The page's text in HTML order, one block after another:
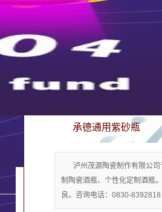
承德通用紫砂瓶
泸州茂源陶瓷制作有限公
制陶瓷酒瓶、个性化定制酒瓶
良。咨询电话：0830-8392818